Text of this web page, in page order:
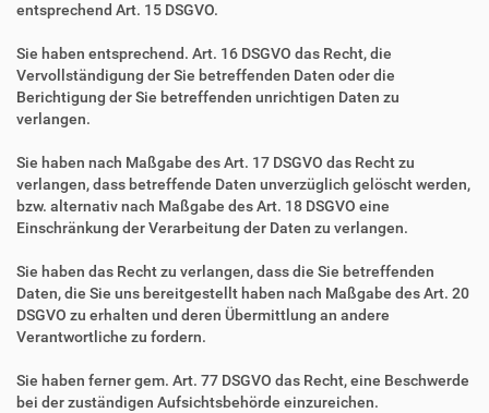
entsprechend Art. 15 DSGVO.
Sie haben entsprechend. Art. 16 DSGVO das Recht, die
Vervollständigung der Sie betreffenden Daten oder die
Berichtigung der Sie betreffenden unrichtigen Daten zu
verlangen.
Sie haben nach Maßgabe des Art. 17 DSGVO das Recht zu
verlangen, dass betreffende Daten unverzüglich gelöscht werden,
bzw. alternativ nach Maßgabe des Art. 18 DSGVO eine
Einschränkung der Verarbeitung der Daten zu verlangen.
Sie haben das Recht zu verlangen, dass die Sie betreffenden
Daten, die Sie uns bereitgestellt haben nach Maßgabe des Art. 20
DSGVO zu erhalten und deren Übermittlung an andere
Verantwortliche zu fordern.
Sie haben ferner gem. Art. 77 DSGVO das Recht, eine Beschwerde
bei der zuständigen Aufsichtsbehörde einzureichen.